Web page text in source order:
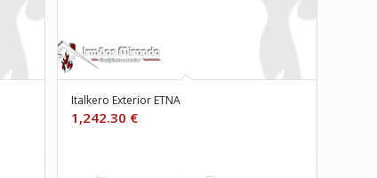
Italkero Exterior ETNA
1,242.30 €